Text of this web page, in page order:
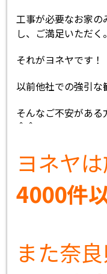
工事が必要なお家
し、ご満足いただく。
それがヨネヤです！
以前他社での強引
そんなご不安があ
＾＾
ヨネヤ
4000件
また奈